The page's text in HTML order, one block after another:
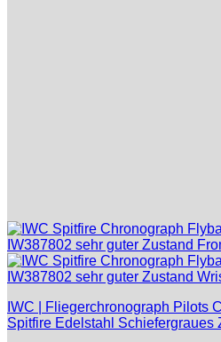
IWC | Fliegerchronograph Pilots
Spitfire Edelstahl Schiefergraues